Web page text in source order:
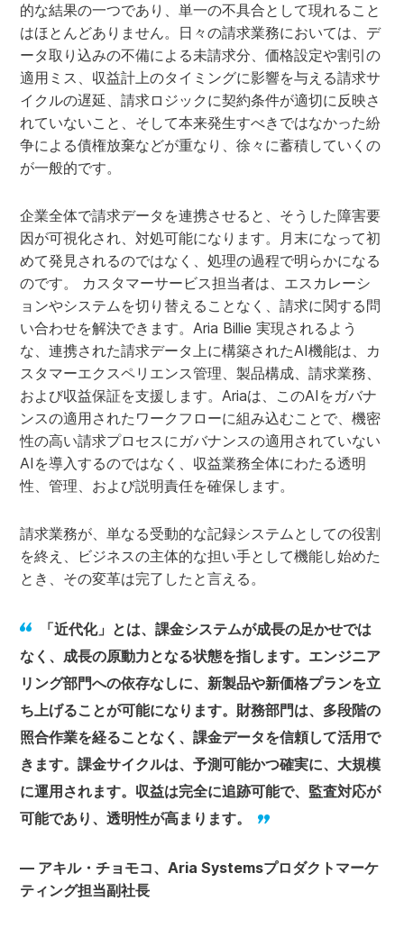
的な結果の一つであり、単一の不具合として現れること
はほとんどありません。日々の請求業務においては、デ
ータ取り込みの不備による未請求分、価格設定や割引の
適用ミス、収益計上のタイミングに影響を与える請求サ
イクルの遅延、請求ロジックに契約条件が適切に反映さ
れていないこと、そして本来発生すべきではなかった紛
争による債権放棄などが重なり、徐々に蓄積していくの
が一般的です。
企業全体で請求データを連携させると、そうした障害要
因が可視化され、対処可能になります。月末になって初
めて発見されるのではなく、処理の過程で明らかになる
のです。 カスタマーサービス担当者は、エスカレーシ
ョンやシステムを切り替えることなく、請求に関する問
い合わせを解決できます。Aria Billie 実現されるよう
な、連携された請求データ上に構築されたAI機能は、カ
スタマーエクスペリエンス管理、製品構成、請求業務、
および収益保証を支援します。Ariaは、このAIをガバナ
ンスの適用されたワークフローに組み込むことで、機密
性の高い請求プロセスにガバナンスの適用されていない
AIを導入するのではなく、収益業務全体にわたる透明
性、管理、および説明責任を確保します。
請求業務が、単なる受動的な記録システムとしての役割
を終え、ビジネスの主体的な担い手として機能し始めた
とき、その変革は完了したと言える。
「近代化」とは、課金システムが成長の足かせでは
なく、成長の原動力となる状態を指します。エンジニア
リング部門への依存なしに、新製品や新価格プランを立
ち上げることが可能になります。財務部門は、多段階の
照合作業を経ることなく、課金データを信頼して活用で
きます。課金サイクルは、予測可能かつ確実に、大規模
に運用されます。収益は完全に追跡可能で、監査対応が
可能であり、透明性が高まります。
— アキル・チョモコ、Aria Systemsプロダクトマーケ
ティング担当副社長